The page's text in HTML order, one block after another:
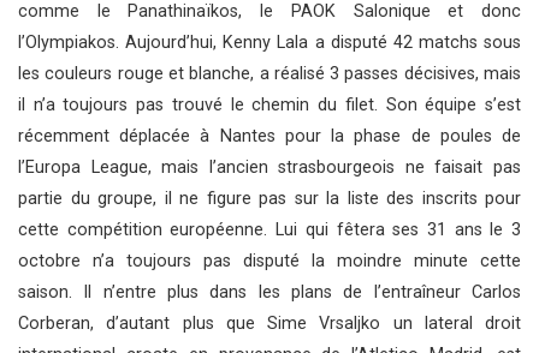
comme le Panathinaïkos, le PAOK Salonique et donc
l’Olympiakos. Aujourd’hui, Kenny Lala a disputé 42 matchs sous
les couleurs rouge et blanche, a réalisé 3 passes décisives, mais
il n’a toujours pas trouvé le chemin du filet. Son équipe s’est
récemment déplacée à Nantes pour la phase de poules de
l’Europa League, mais l’ancien strasbourgeois ne faisait pas
partie du groupe, il ne figure pas sur la liste des inscrits pour
cette compétition européenne. Lui qui fêtera ses 31 ans le 3
octobre n’a toujours pas disputé la moindre minute cette
saison. Il n’entre plus dans les plans de l’entraîneur Carlos
Corberan, d’autant plus que Sime Vrsaljko un lateral droit